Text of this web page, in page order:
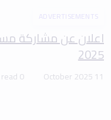
ADVERTISEMENTS
اعلان عن مشاركة
2025
11 October 2025
0 min read